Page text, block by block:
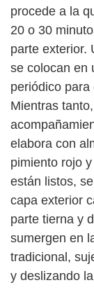
procede a la
20 o 30
parte exterior.
se colocan en
periódico para
Mientras
elabora con
pimiento rojo
están listos,
capa exterior
parte tierna y
sumergen en
tradicional,
y deslizando